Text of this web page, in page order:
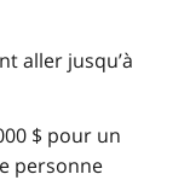
aller jusqu’à
$ pour un
personne